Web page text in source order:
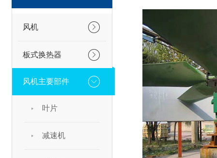
风机
板式换热器
风机主要部件
叶片
减速机